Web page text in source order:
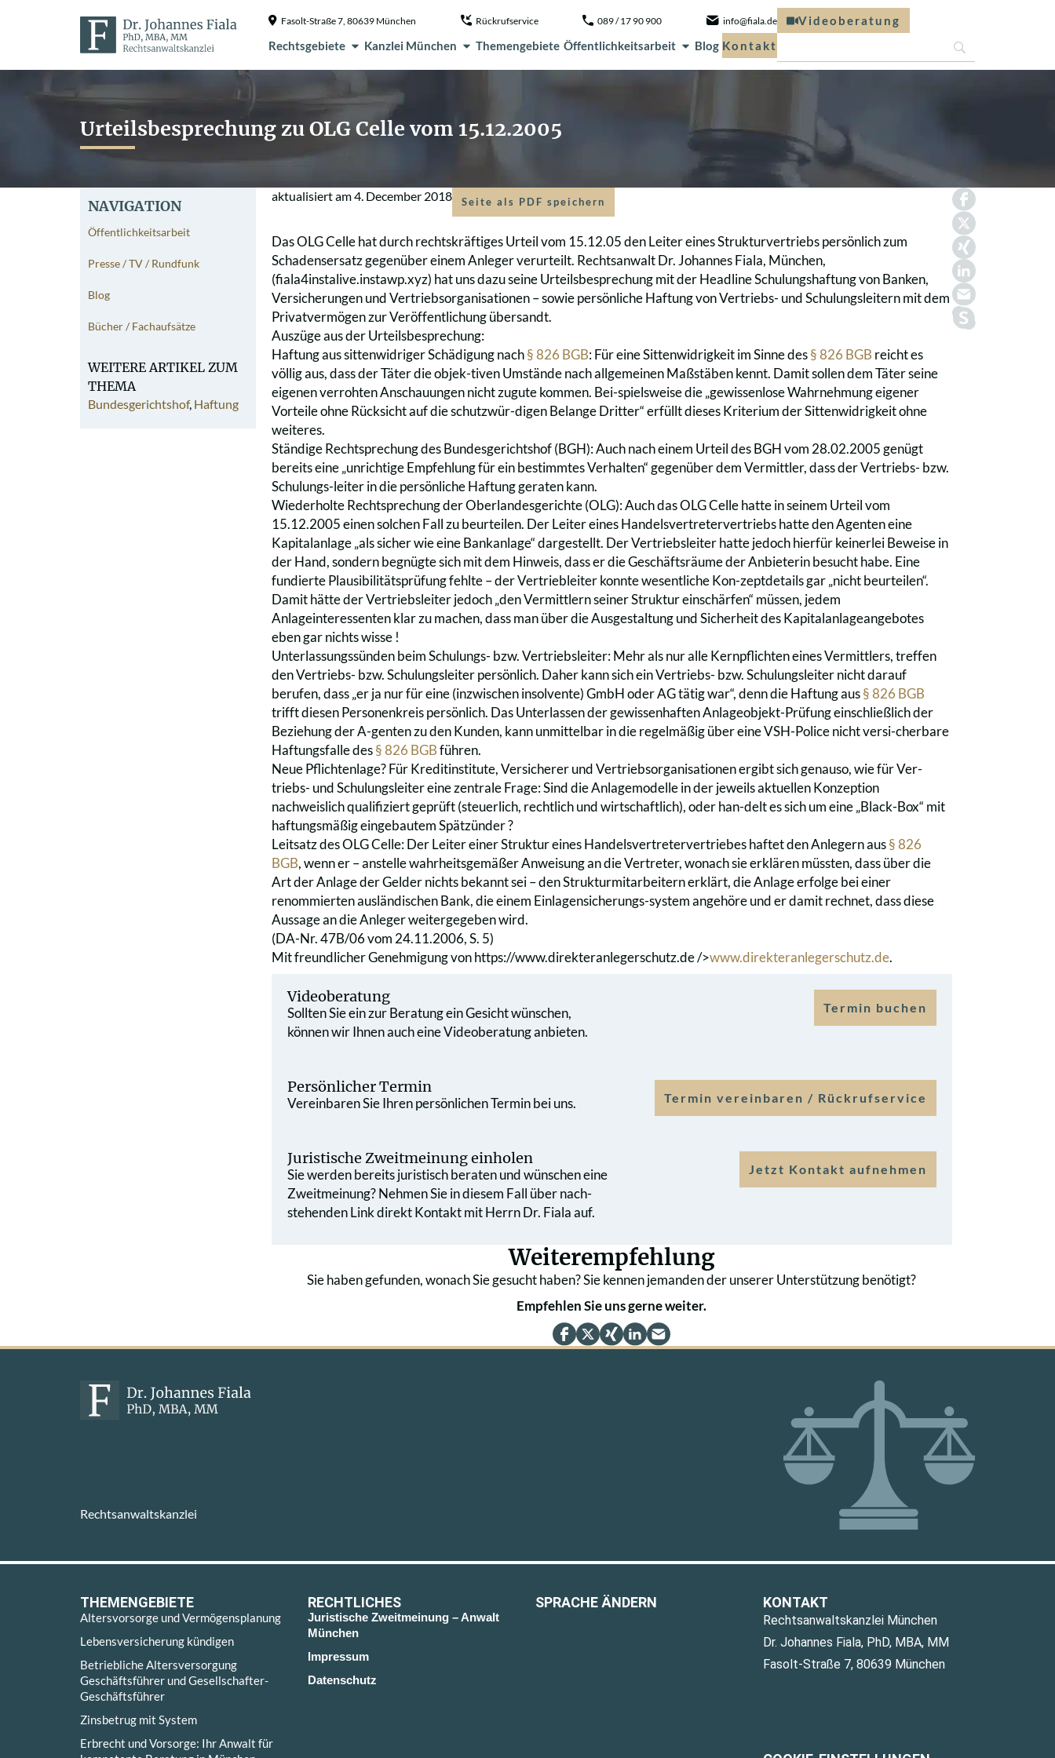
Fasolt-Straße 7, 80639 München Rückrufservice 089 / 17 90 900 info@fiala.de
Rechtsgebiete Kanzlei München Themengebiete Öffentlichkeitsarbeit Blog Kontakt
Videoberatung
Urteilsbesprechung zu OLG Celle vom 15.12.2005
NAVIGATION
Öffentlichkeitsarbeit
Presse / TV / Rundfunk
Blog
Bücher / Fachaufsätze
WEITERE ARTIKEL ZUM
THEMA
Bundesgerichtshof, Haftung
aktualisiert am4. December 2018 Seite als PDF speichern
Das OLG Celle hat durch rechtskräftiges Urteil vom 15.12.05 den Leiter eines Strukturvertriebs persönlich zum
Schadensersatz gegenüber einem Anleger verurteilt. Rechtsanwalt Dr. Johannes Fiala, München,
(fiala4instalive.instawp.xyz) hat uns dazu seine Urteilsbesprechung mit der Headline Schulungshaftung von Banken,
Versicherungen und Vertriebsorganisationen – sowie persönliche Haftung von Vertriebs- und Schulungsleitern mit dem
Privatvermögen zur Veröffentlichung übersandt.
Auszüge aus der Urteilsbesprechung:
Haftung aus sittenwidriger Schädigung nach§ 826 BGB: Für eine Sittenwidrigkeit im Sinne des§ 826 BGB reicht es
völlig aus, dass der Täter die objek-tiven Umstände nach allgemeinen Maßstäben kennt. Damit sollen dem Täter seine
eigenen verrohten Anschauungen nicht zugute kommen. Bei-spielsweise die „gewissenlose Wahrnehmung eigener
Vorteile ohne Rücksicht auf die schutzwür-digen Belange Dritter“ erfüllt dieses Kriterium der Sittenwidrigkeit ohne
weiteres.
Ständige Rechtsprechung des Bundesgerichtshof (BGH): Auch nach einem Urteil des BGH vom 28.02.2005 genügt
bereits eine „unrichtige Empfehlung für ein bestimmtes Verhalten“ gegenüber dem Vermittler, dass der Vertriebs- bzw.
Schulungs-leiter in die persönliche Haftung geraten kann.
Wiederholte Rechtsprechung der Oberlandesgerichte (OLG): Auch das OLG Celle hatte in seinem Urteil vom
15.12.2005 einen solchen Fall zu beurteilen. Der Leiter eines Handelsvertretervertriebs hatte den Agenten eine
Kapitalanlage „als sicher wie eine Bankanlage“ dargestellt. Der Vertriebsleiter hatte jedoch hierfür keinerlei Beweise in
der Hand, sondern begnügte sich mit dem Hinweis, dass er die Geschäftsräume der Anbieterin besucht habe. Eine
fundierte Plausibilitätsprüfung fehlte – der Vertriebleiter konnte wesentliche Kon-zeptdetails gar „nicht beurteilen“.
Damit hätte der Vertriebsleiter jedoch „den Vermittlern seiner Struktur einschärfen“ müssen, jedem
Anlageinteressenten klar zu machen, dass man über die Ausgestaltung und Sicherheit des Kapitalanlageangebotes
eben gar nichts wisse !
Unterlassungssünden beim Schulungs- bzw. Vertriebsleiter: Mehr als nur alle Kernpflichten eines Vermittlers, treffen
den Vertriebs- bzw. Schulungsleiter persönlich. Daher kann sich ein Vertriebs- bzw. Schulungsleiter nicht darauf
berufen, dass „er ja nur für eine (inzwischen insolvente) GmbH oder AG tätig war“, denn die Haftung aus§ 826 BGB
trifft diesen Personenkreis persönlich. Das Unterlassen der gewissenhaften Anlageobjekt-Prüfung einschließlich der
Beziehung der A-genten zu den Kunden, kann unmittelbar in die regelmäßig über eine VSH-Police nicht versi-cherbare
Haftungsfalle des§ 826 BGBführen.
Neue Pflichtenlage? Für Kreditinstitute, Versicherer und Vertriebsorganisationen ergibt sich genauso, wie für Ver-
triebs- und Schulungsleiter eine zentrale Frage: Sind die Anlagemodelle in der jeweils aktuellen Konzeption
nachweislich qualifiziert geprüft (steuerlich, rechtlich und wirtschaftlich), oder han-delt es sich um eine „Black-Box“ mit
haftungsmäßig eingebautem Spätzünder ?
Leitsatz des OLG Celle: Der Leiter einer Struktur eines Handelsvertretervertriebes haftet den Anlegern aus§ 826
BGB, wenn er – anstelle wahrheitsgemäßer Anweisung an die Vertreter, wonach sie erklären müssten, dass über die
Art der Anlage der Gelder nichts bekannt sei – den Strukturmitarbeitern erklärt, die Anlage erfolge bei einer
renommierten ausländischen Bank, die einem Einlagensicherungs-system angehöre und er damit rechnet, dass diese
Aussage an die Anleger weitergegeben wird.
(DA-Nr. 47B/06 vom 24.11.2006, S. 5)
Mit freundlicher Genehmigung vonhttps://www.direkteranlegerschutz.de />www.direkteranlegerschutz.de.
Videoberatung
Sollten Sie ein zur Beratung ein Gesicht wünschen,
können wir Ihnen auch eine Videoberatung anbieten.
Termin buchen
Persönlicher Termin
Vereinbaren Sie Ihren persönlichen Termin bei uns. Termin vereinbaren / Rückrufservice
Juristische Zweit­meinung einholen
Sie werden bereits juristisch beraten und wünschen eine
Zweit­meinung? Nehmen Sie in diesem Fall über nach­
stehenden Link direkt Kontakt mit Herrn Dr. Fiala auf.
Jetzt Kontakt aufnehmen
Weiterempfehlung
Sie haben gefunden, wonach Sie gesucht haben? Sie kennen jemanden der unserer Unterstützung benötigt?
Empfehlen Sie uns gerne weiter.
Rechtsanwaltskanzlei
THEMENGEBIETE
Altersvorsorge und Vermögensplanung
Lebensversicherung kündigen
Betriebliche Altersversorgung
Geschäftsführer und Gesellschafter-
Geschäftsführer
Zinsbetrug mit System
Erbrecht und Vorsorge: Ihr Anwalt für
RECHTLICHES
Juristische Zweitmeinung – Anwalt
München
Impressum
Datenschutz
SPRACHE ÄNDERN KONTAKT
Rechtsanwaltskanzlei München
Dr. Johannes Fiala, PhD, MBA, MM
Fasolt-Straße 7, 80639 München